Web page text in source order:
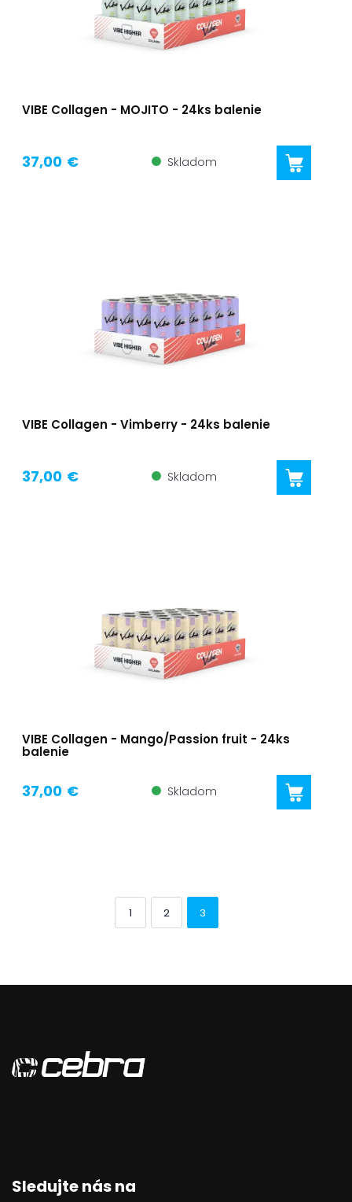
VIBE Collagen - MOJITO - 24ks balenie
37,00 € Skladom
VIBE Collagen - Vimberry - 24ks balenie
37,00 € Skladom
VIBE Collagen - Mango/Passion fruit - 24ks
balenie
37,00 € Skladom
1 2 3
Sledujte nás na